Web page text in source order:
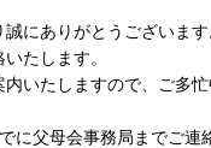
にありがとうございます
たします。
いたしますので、ご多
に父母会事務局までご連